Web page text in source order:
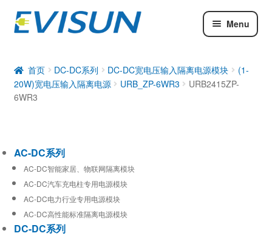
Menu
DC-DC系列
工业通信模块
首页 DC-DC系列 DC-DC宽电压输入隔离电源模块
(1-
20W)宽电压输入隔离电源
URB_ZP-6WR3
URB2415ZP-
6WR3
AC-DC系列
AC-DC智能家居、物联网隔离模块
AC-DC汽车充电柱专用电源模块
AC-DC电力行业专用电源模块
AC-DC高性能标准隔离电源模块
DC-DC系列